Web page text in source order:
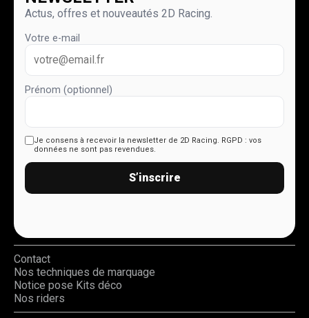
Actus, offres et nouveautés 2D Racing.
Votre e-mail
Prénom (optionnel)
Je consens à recevoir la newsletter de 2D Racing. RGPD : vos
données ne sont pas revendues.
S’inscrire
Contact
Nos techniques de marquage
Notice pose Kits déco
Nos riders